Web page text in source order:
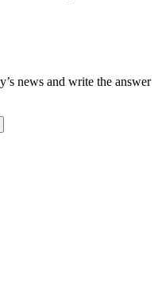
news and write the answer